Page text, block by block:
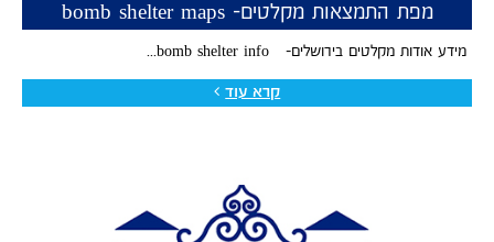
מפת התמצאות מקלטים- bomb shelter maps
מידע אודות מקלטים בירושלים- bomb shelter info...
קרא עוד